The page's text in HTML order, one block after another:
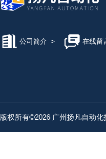
公司简介 > 在线留
版权所有©2026 广州扬凡自动